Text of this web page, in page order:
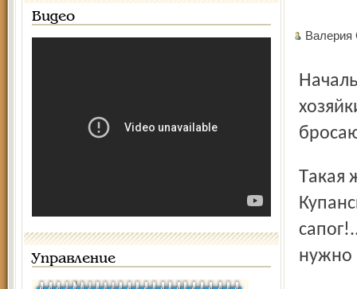
Видео
Управление
Начальник МУП ЖКХ Александр Грошев жалуется: осень,
Такая же история с засорениями на сетях в Кубринске,
нужно